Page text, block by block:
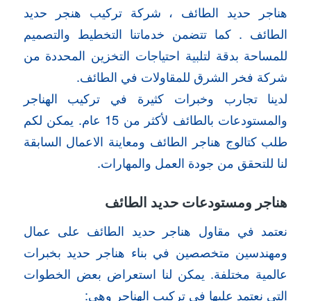
هناجر حديد الطائف ، شركة تركيب هنجر حديد
الطائف . كما تتضمن خدماتنا التخطيط والتصميم
للمساحة بدقة لتلبية احتياجات التخزين المحددة من
شركة فخر الشرق للمقاولات في الطائف.
لدينا تجارب وخبرات كثيرة في تركيب الهناجر
والمستودعات بالطائف لأكثر من 15 عام. يمكن لكم
طلب كتالوج هناجر الطائف ومعاينة الاعمال السابقة
لنا للتحقق من جودة العمل والمهارات.
هناجر ومستودعات حديد الطائف
نعتمد في مقاول هناجر حديد الطائف على عمال
ومهندسين متخصصين في بناء هناجر حديد بخبرات
عالمية مختلفة. يمكن لنا استعراض بعض الخطوات
التي نعتمد عليها في تركيب الهناجر وهي: